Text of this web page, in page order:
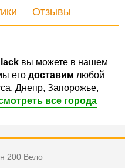
Отзывы
вы можете в нашем
его доставим любой
Днепр, Запорожье,
все города